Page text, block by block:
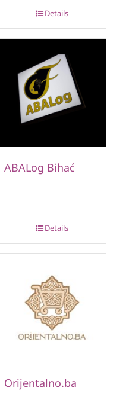
Details
ABALog Bihać
Details
Orijentalno.ba